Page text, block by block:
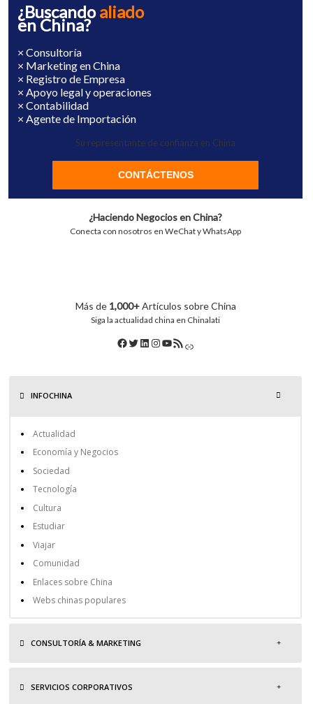
¿Buscandoaliado
en China?
× Consultoría
× Marketing en China
× Registro de Empresa
× Apoyo legal y operaciones
× Contabilidad
× Agente de Importación
Su representante de confianza en China
CONTÁCTENOS
¿Haciendo Negocios en China?
Conecta con nosotros en WeChat y WhatsApp
Más de 1,000+Artículos sobre China
Siga la actualidad china en Chinalati
INFOCHINA
Actualidad
Economía y Negocios
Sociedad
Tecnología
Cultura
Estudiar
Viajar
Comunidad
Enlaces sobre China
Webs chinas populares
CONSULTORÍA & MARKETING
SERVICIOS CORPORATIVOS